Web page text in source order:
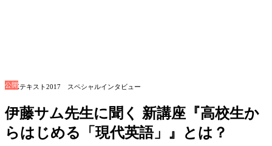
公開
NHKテキスト2017 スペシャルインタビュー
伊藤サム先生に聞く 新講座『高校生か
らはじめる「現代英語」』とは？